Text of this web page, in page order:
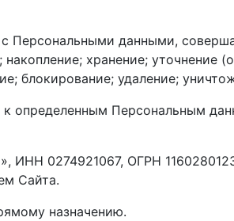
Персональными данными,
хранение; уточнение
блокирование; удаление;
определенным Персональным
ИНН 0274921067, ОГРН
Сайта.
назначению.